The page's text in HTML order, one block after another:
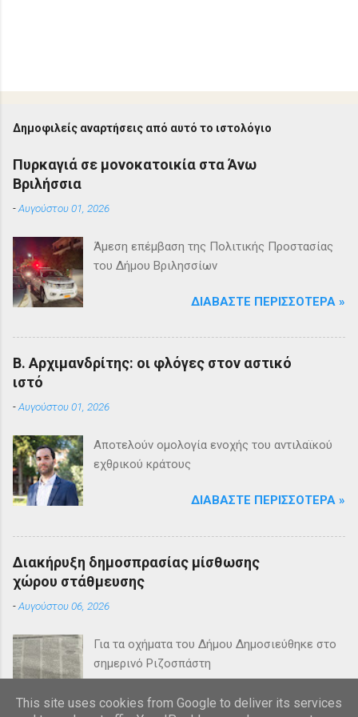
Δημοφιλείς αναρτήσεις από αυτό το ιστολόγιο
Πυρκαγιά σε μονοκατοικία στα Άνω
Βριλήσσια
-Αυγούστου 01, 2026
Άμεση επέμβαση της Πολιτικής Προστασίας
του Δήμου Βριλησσίων
ΔΙΑΒΆΣΤΕ ΠΕΡΙΣΣΌΤΕΡΑ »
Β. Αρχιμανδρίτης: οι φλόγες στον αστικό
ιστό
-Αυγούστου 01, 2026
Αποτελούν ομολογία ενοχής του αντιλαϊκού
εχθρικού κράτους
ΔΙΑΒΆΣΤΕ ΠΕΡΙΣΣΌΤΕΡΑ »
Διακήρυξη δημοσπρασίας μίσθωσης
χώρου στάθμευσης
-Αυγούστου 06, 2026
Για τα οχήματα του Δήμου Δημοσιεύθηκε στο
σημερινό Ριζοσπάστη
ΔΙΑΒΆΣΤΕ ΠΕΡΙΣΣΌΤΕΡΑ »
This site uses cookies from Google to deliver its services